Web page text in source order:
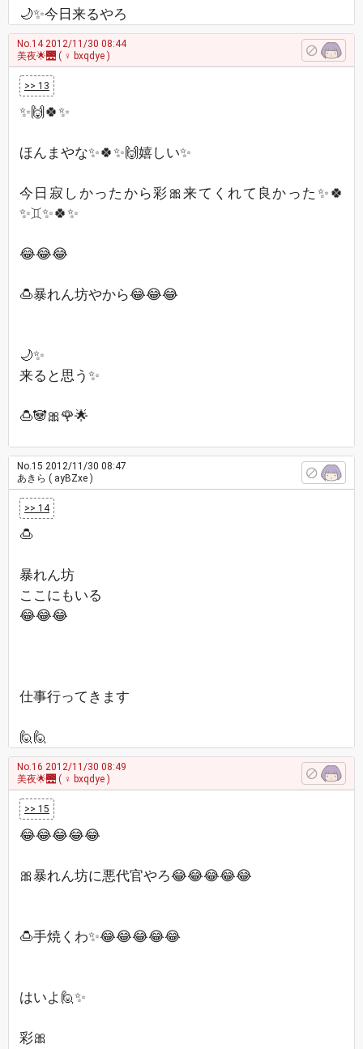
🌙✨今日来るやろ
No.142012/11/30 08:44
美夜🌟🌉 ( ♀ bxqdye )
>> 13
✨🙌🍀✨
ほんまやな✨🍀✨🙌嬉しい✨
今日寂しかったから彩🎀来てくれて良かった✨🍀
✨♊✨🍀✨
😂😂😂
🍮暴れん坊やから😂😂😂
🌙✨
来ると思う✨
🍮🐼🎀🌹🌟
No.15 2012/11/30 08:47
あきら ( ayBZxe )
>> 14
🍮
暴れん坊
ここにもいる
😂😂😂
仕事行ってきます
🙋🙋
No.16 2012/11/30 08:49
美夜🌟🌉 ( ♀ bxqdye )
>> 15
😂😂😂😂😂
🎀暴れん坊に悪代官やろ😂😂😂😂😂
🍮手焼くわ✨😂😂😂😂😂
はいよ🙋✨
彩🎀